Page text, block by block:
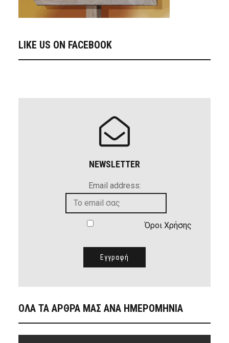
LIKE US ON FACEBOOK
NEWSLETTER
Email address:
Όροι Χρήσης
ΟΛΑ ΤΑ ΑΡΘΡΑ ΜΑΣ ΑΝΑ ΗΜΕΡΟΜΗΝΙΑ